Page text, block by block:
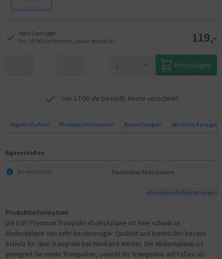
Noch 2 auf Lager
Vor 15:00 Uhr bestellt, heute verschickt
119,-
hinzufügen
vor 17:00 uhr bestellt, heute verschickt
Eigenschaften Produktinformation Bewertungen Ähnliche
Eigenschaften
Art von Produkt Trampoline Abdeckplane
alle eigenschaften anzeigen
Produktinformation
Die EXIT Premium Trampolin Abdeckplane ist eine schwarze
Abdeckplane von sehr hochwertiger Qualität und bietet den besten
Schutz für dein Trampolin bei Wind und Wetter. Die Abdeckplane ist
geeignet für runde Trampoline, sowohl für Trampoline auf Füßen als